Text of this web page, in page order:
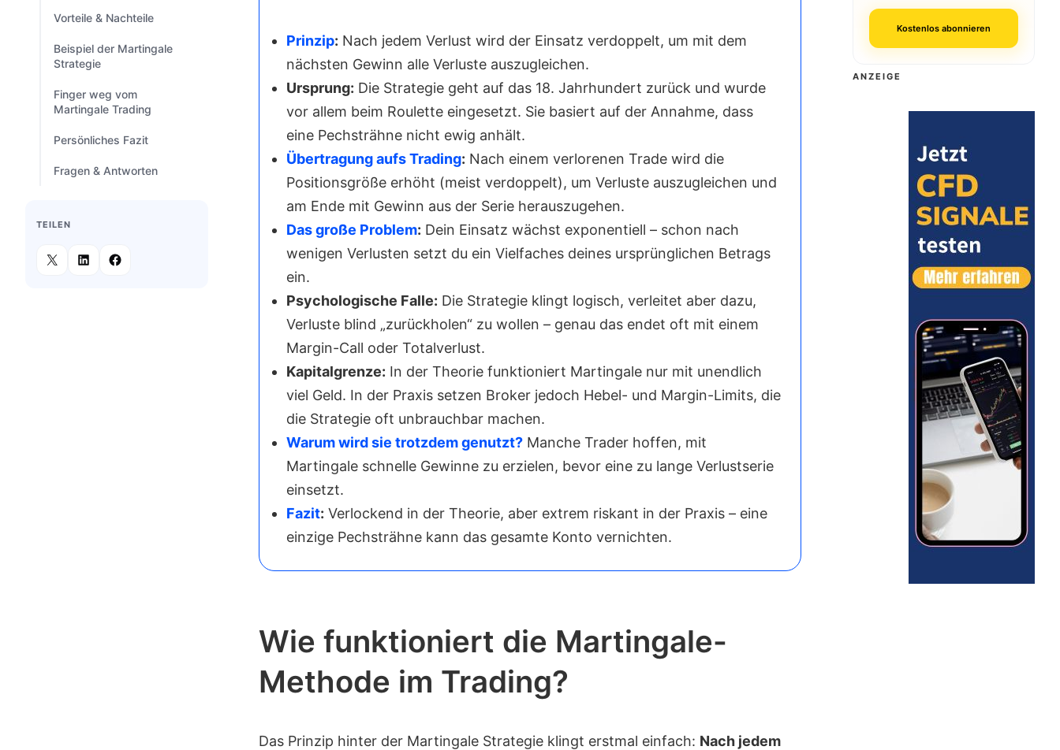
Prinzip: Nach jedem Verlust wird der Einsatz verdoppelt, um mit dem
nächsten Gewinn alle Verluste auszugleichen.
Ursprung: Die Strategie geht auf das 18. Jahrhundert zurück und wurde
vor allem beim Roulette eingesetzt. Sie basiert auf der Annahme, dass
eine Pechsträhne nicht ewig anhält.
Übertragung aufs Trading: Nach einem verlorenen Trade wird die
Positionsgröße erhöht (meist verdoppelt), um Verluste auszugleichen und
am Ende mit Gewinn aus der Serie herauszugehen.
Das große Problem: Dein Einsatz wächst exponentiell – schon nach
wenigen Verlusten setzt du ein Vielfaches deines ursprünglichen Betrags
ein.
Psychologische Falle: Die Strategie klingt logisch, verleitet aber dazu,
Verluste blind „zurückholen“ zu wollen – genau das endet oft mit einem
Margin-Call oder Totalverlust.
Kapitalgrenze: In der Theorie funktioniert Martingale nur mit unendlich
viel Geld. In der Praxis setzen Broker jedoch Hebel- und Margin-Limits, die
die Strategie oft unbrauchbar machen.
Warum wird sie trotzdem genutzt? Manche Trader hoffen, mit
Martingale schnelle Gewinne zu erzielen, bevor eine zu lange Verlustserie
einsetzt.
Fazit: Verlockend in der Theorie, aber extrem riskant in der Praxis – eine
einzige Pechsträhne kann das gesamte Konto vernichten.
Wie funktioniert die Martingale-
Methode im Trading?
Das Prinzip hinter der Martingale Strategie klingt erstmal einfach: Nach jedem
TEILEN
Vorteile & Nachteile
Beispiel der Martingale
Strategie
Finger weg vom
Martingale Trading
Persönliches Fazit
Fragen & Antworten
Kostenlos abonnieren
ANZEIGE